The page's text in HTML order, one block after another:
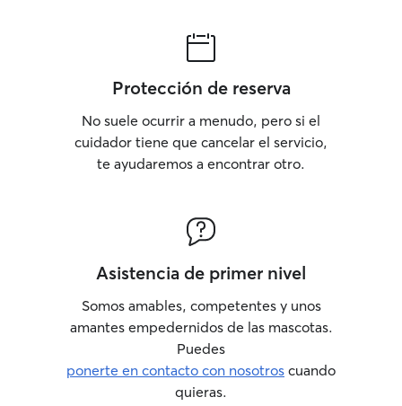
Protección de reserva
No suele ocurrir a menudo, pero si el
cuidador tiene que cancelar el servicio,
te ayudaremos a encontrar otro.
Asistencia de primer nivel
Somos amables, competentes y unos
amantes empedernidos de las mascotas.
Puedes
ponerte en contacto con nosotros cuando
quieras.